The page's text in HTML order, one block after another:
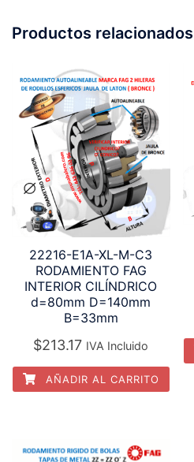
Productos relacionados
22216-E1A-XL-M-C3
RODAMIENTO FAG
INTERIOR CILÍNDRICO
d=80mm D=140mm
B=33mm
$213.17 IVA Incluido
AÑADIR AL CARRITO